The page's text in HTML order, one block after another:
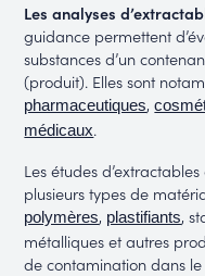
Les analyses
guidance permettent
substances d’un
(produit). Elles sont
pharmaceutiques,
médicaux.
Les études
plusieurs types de
polymères, plastifiants,
métalliques et autres
de contamination dans